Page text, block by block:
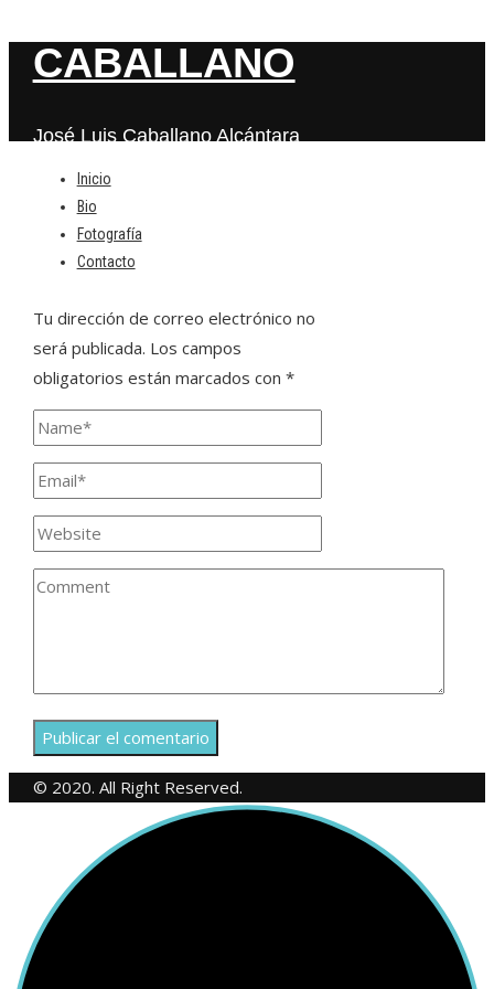
CABALLANO
José Luis Caballano Alcántara
Inicio
Bio
Fotografía
Contacto
Deja una respuesta
Tu dirección de correo electrónico no
será publicada. Los campos
obligatorios están marcados con *
© 2020. All Right Reserved.